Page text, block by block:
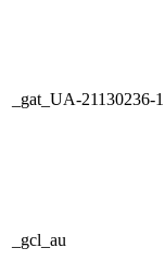
_gat_UA-21130236-1
_gcl_au